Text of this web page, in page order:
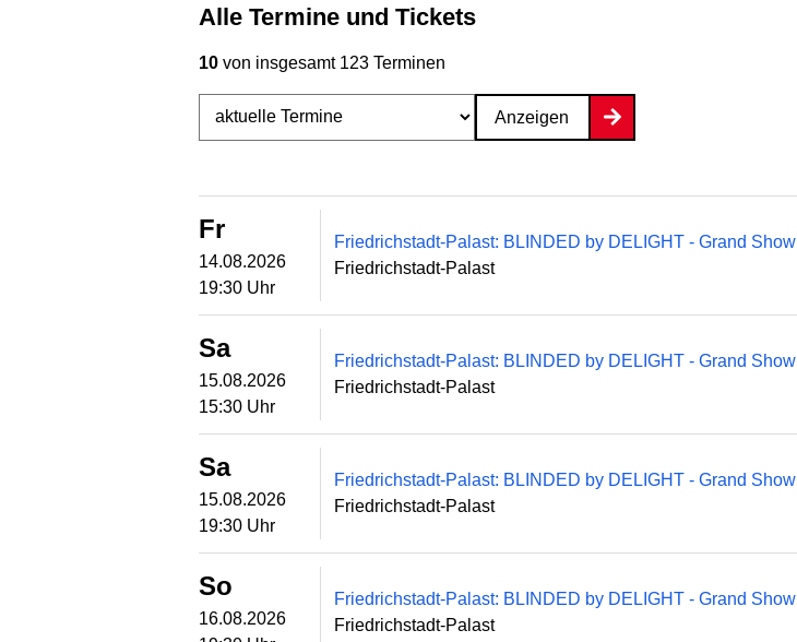
Alle Termine und Tickets
10 von insgesamt 123 Terminen
Anzeigen
Fr
14.08.2026
19:30 Uhr
Friedrichstadt-Palast: BLINDED by DELIGHT - Grand Show
Friedrichstadt-Palast
Sa
15.08.2026
15:30 Uhr
Friedrichstadt-Palast: BLINDED by DELIGHT - Grand Show
Friedrichstadt-Palast
Sa
15.08.2026
19:30 Uhr
Friedrichstadt-Palast: BLINDED by DELIGHT - Grand Show
Friedrichstadt-Palast
So
16.08.2026
Friedrichstadt-Palast: BLINDED by DELIGHT - Grand Show
Friedrichstadt-Palast